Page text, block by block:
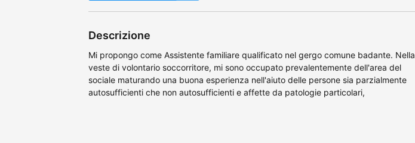
Descrizione
Mi propongo come Assistente familiare qualificato nel gergo comune badante. Nella
veste di volontario soccorritore, mi sono occupato prevalentemente dell'area del
sociale maturando una buona esperienza nell'aiuto delle persone sia parzialmente
autosufficienti che non autosufficienti e affette da patologie particolari,